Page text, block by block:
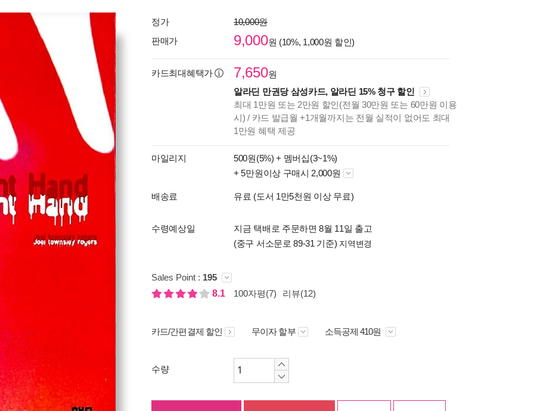
정가
10,000원
판매가
9,000원 (10%, 1,000원 할인)
카드최대혜택가 7,650원
알라딘 만권당 삼성카드, 알라딘 15% 청구 할인
최대 1만원 또는 2만원 할인(전월 30만원 또는 60만원 이용
시) / 카드 발급월 +1개월까지는 전월 실적이 없어도 최대
1만원 혜택 제공
마일리지 500원(5%) + 멤버십(3~1%)
+ 5만원이상 구매시 2,000원
배송료 유료 (도서 1만5천원 이상 무료)
수령예상일
지금 택배로 주문하면 8월 11일 출고
(중구 서소문로 89-31 기준) 지역변경
Sales Point : 195
8.1
100자평(7) 리뷰(12)
카드/간편결제 할인 무이자 할부 소득공제 410원
수량